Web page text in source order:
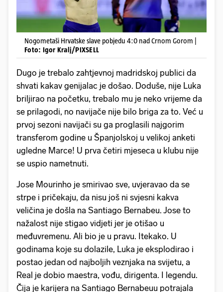
Nogometaši Hrvatske slave pobjedu 4:0 nad Crnom Gorom |
Foto: Igor Kralj/PIXSELL
Dugo je trebalo zahtjevnoj madridskoj publici da
shvati kakav genijalac je došao. Doduše, nije Luka
briljirao na početku, trebalo mu je neko vrijeme da
se prilagodi, no navijače nije bilo briga za to. Već u
prvoj sezoni navijači su ga proglasili najgorim
transferom godine u Španjolskoj u velikoj anketi
ugledne Marce! U prva četiri mjeseca u klubu nije
se uspio nametnuti.
Jose Mourinho je smirivao sve, uvjeravao da se
strpe i pričekaju, da nisu još ni svjesni kakva
veličina je došla na Santiago Bernabeu. Jose to
nažalost nije stigao vidjeti jer je otišao u
međuvremenu. Ali bio je u pravu. Itekako. U
godinama koje su dolazile, Luka je eksplodirao i
postao jedan od najboljih veznjaka na svijetu, a
Real je dobio maestra, vođu, dirigenta. I legendu.
Čija je karijera na Santiago Bernabeuu potrajala